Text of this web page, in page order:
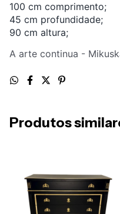
100 cm comprimento;
45 cm profundidade;
90 cm altura;
A arte continua -
Produtos